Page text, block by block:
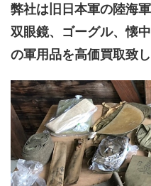
弊社は旧日本軍の陸海
双眼鏡、ゴーグル、懐
の軍用品を高価買取致し